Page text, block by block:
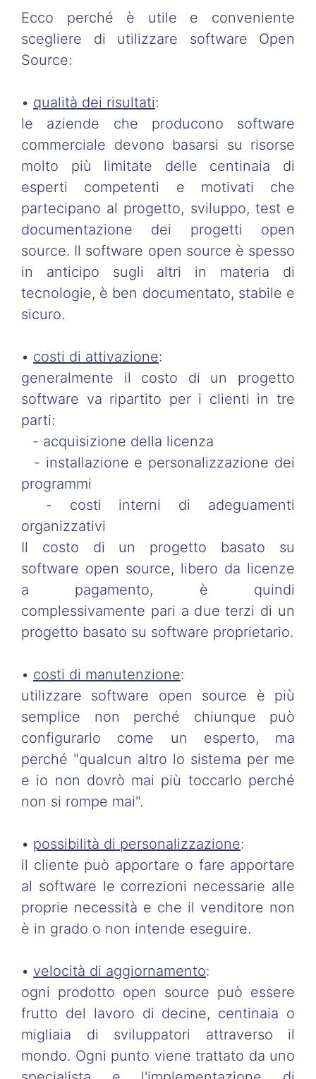
Ecco perché è utile e conveniente
scegliere di utilizzare software Open
Source:
• qualità dei risultati:
le aziende che producono software
commerciale devono basarsi su risorse
molto più limitate delle centinaia di
esperti competenti e motivati che
partecipano al progetto, sviluppo, test e
documentazione dei progetti open
source. Il software open source è spesso
in anticipo sugli altri in materia di
tecnologie, è ben documentato, stabile e
sicuro.
• costi di attivazione:
generalmente il costo di un progetto
software va ripartito per i clienti in tre
parti:
- acquisizione della licenza
- installazione e personalizzazione dei
programmi
- costi interni di adeguamenti
organizzativi
Il costo di un progetto basato su
software open source, libero da licenze
a pagamento, è quindi
complessivamente pari a due terzi di un
progetto basato su software proprietario.
• costi di manutenzione:
utilizzare software open source è più
semplice non perché chiunque può
configurarlo come un esperto, ma
perché "qualcun altro lo sistema per me
e io non dovrò mai più toccarlo perché
non si rompe mai".
• possibilità di personalizzazione:
il cliente può apportare o fare apportare
al software le correzioni necessarie alle
proprie necessità e che il venditore non
è in grado o non intende eseguire.
• velocità di aggiornamento:
ogni prodotto open source può essere
frutto del lavoro di decine, centinaia o
migliaia di sviluppatori attraverso il
mondo. Ogni punto viene trattato da uno